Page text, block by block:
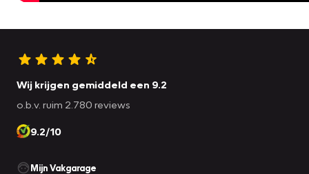
Wij krijgen gemiddeld een 9.2
o.b.v. ruim 2.780 reviews
9.2/10
Mijn Vakgarage